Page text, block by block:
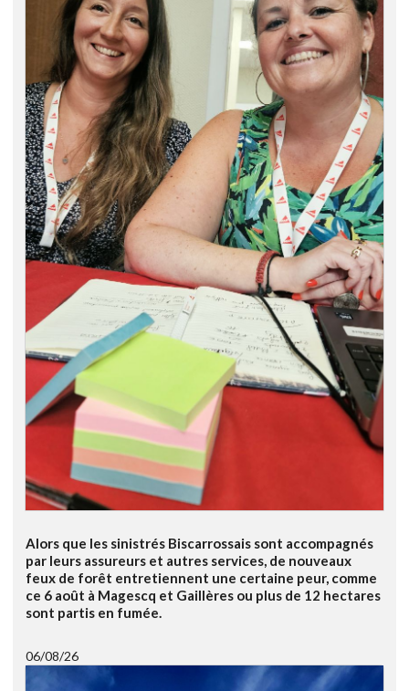
Alors que les sinistrés Biscarrossais sont accompagnés
par leurs assureurs et autres services, de nouveaux
feux de forêt entretiennent une certaine peur, comme
ce 6 août à Magescq et Gaillères ou plus de 12 hectares
sont partis en fumée.
06/08/26